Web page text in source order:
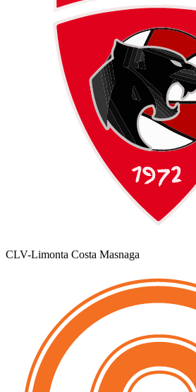
CLV-Limonta Costa Masnaga